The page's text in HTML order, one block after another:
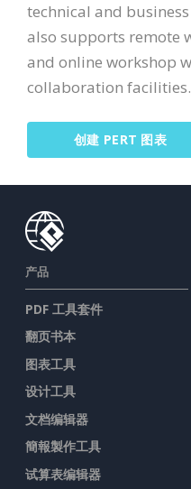
technical and
also supports remote
and online workshop
collaboration facilities.
创建 PERT 图表
产品
PDF 工具套件
翻页书本
图表工具
设计工具
文档编辑器
簡報製作工具
试算表编辑器